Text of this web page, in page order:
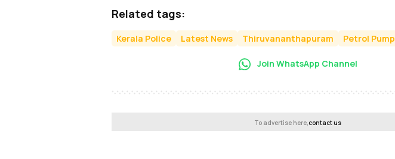
Related tags:
Kerala Police Latest News Thiruvananthapuram Petrol Pump
Join WhatsApp Channel
To advertise here,contact us